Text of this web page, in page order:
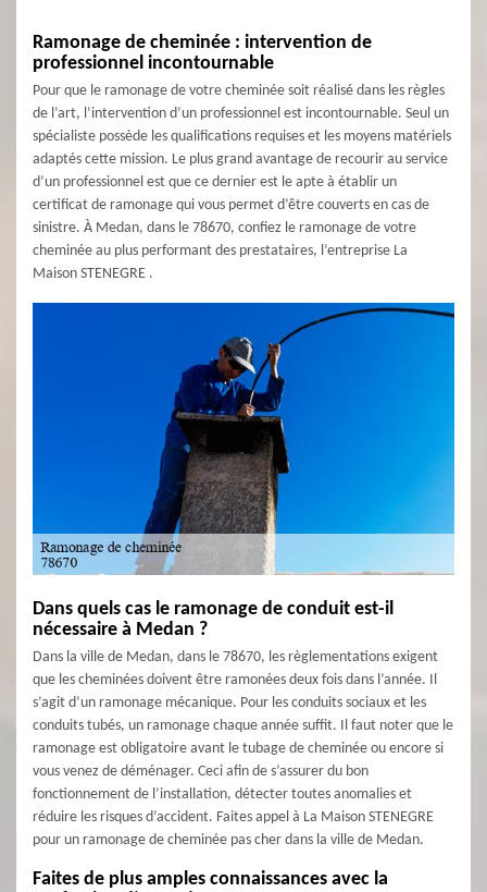
Ramonage de cheminée : intervention de
professionnel incontournable
Pour que le ramonage de votre cheminée soit réalisé dans les règles
de l’art, l’intervention d’un professionnel est incontournable. Seul un
spécialiste possède les qualifications requises et les moyens matériels
adaptés cette mission. Le plus grand avantage de recourir au service
d’un professionnel est que ce dernier est le apte à établir un
certificat de ramonage qui vous permet d’être couverts en cas de
sinistre. À Medan, dans le 78670, confiez le ramonage de votre
cheminée au plus performant des prestataires, l’entreprise La
Maison STENEGRE .
Dans quels cas le ramonage de conduit est-il
nécessaire à Medan ?
Dans la ville de Medan, dans le 78670, les règlementations exigent
que les cheminées doivent être ramonées deux fois dans l’année. Il
s’agit d’un ramonage mécanique. Pour les conduits sociaux et les
conduits tubés, un ramonage chaque année suffit. Il faut noter que le
ramonage est obligatoire avant le tubage de cheminée ou encore si
vous venez de déménager. Ceci afin de s’assurer du bon
fonctionnement de l’installation, détecter toutes anomalies et
réduire les risques d’accident. Faites appel à La Maison STENEGRE
pour un ramonage de cheminée pas cher dans la ville de Medan.
Faites de plus amples connaissances avec la